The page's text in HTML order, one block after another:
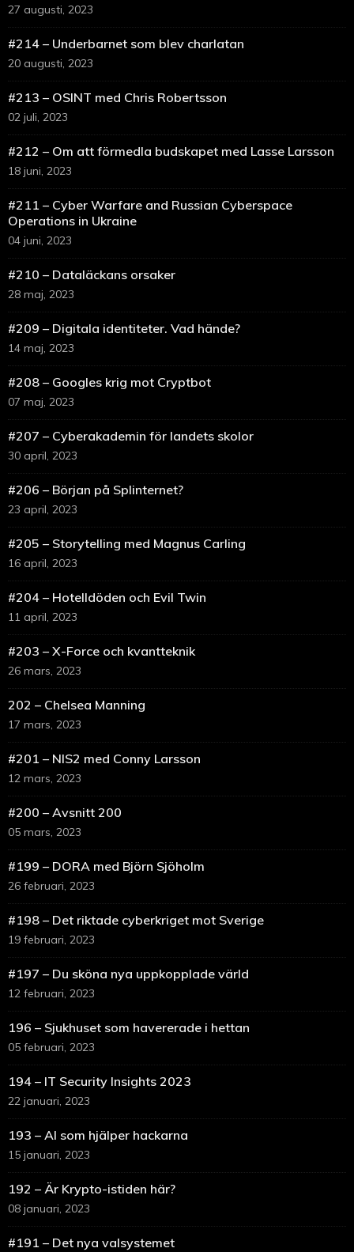
27 augusti, 2023
#214 – Underbarnet som blev charlatan
20 augusti, 2023
#213 – OSINT med Chris Robertsson
02 juli, 2023
#212 – Om att förmedla budskapet med Lasse Larsson
18 juni, 2023
#211 – Cyber Warfare and Russian Cyberspace
Operations in Ukraine
04 juni, 2023
#210 – Dataläckans orsaker
28 maj, 2023
#209 – Digitala identiteter. Vad hände?
14 maj, 2023
#208 – Googles krig mot Cryptbot
07 maj, 2023
#207 – Cyberakademin för landets skolor
30 april, 2023
#206 – Början på Splinternet?
23 april, 2023
#205 – Storytelling med Magnus Carling
16 april, 2023
#204 – Hotelldöden och Evil Twin
11 april, 2023
#203 – X-Force och kvantteknik
26 mars, 2023
202 – Chelsea Manning
17 mars, 2023
#201 – NIS2 med Conny Larsson
12 mars, 2023
#200 – Avsnitt 200
05 mars, 2023
#199 – DORA med Björn Sjöholm
26 februari, 2023
#198 – Det riktade cyberkriget mot Sverige
19 februari, 2023
#197 – Du sköna nya uppkopplade värld
12 februari, 2023
196 – Sjukhuset som havererade i hettan
05 februari, 2023
194 – IT Security Insights 2023
22 januari, 2023
193 – AI som hjälper hackarna
15 januari, 2023
192 – Är Krypto-istiden här?
08 januari, 2023
#191 – Det nya valsystemet